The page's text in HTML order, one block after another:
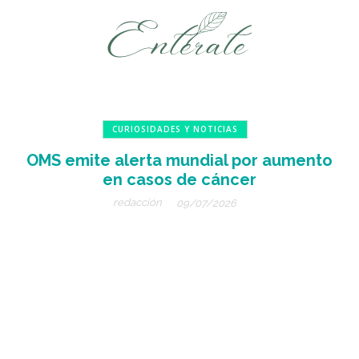
CURIOSIDADES Y NOTICIAS
OMS emite alerta mundial por aumento
en casos de cáncer
redacción 09/07/2026